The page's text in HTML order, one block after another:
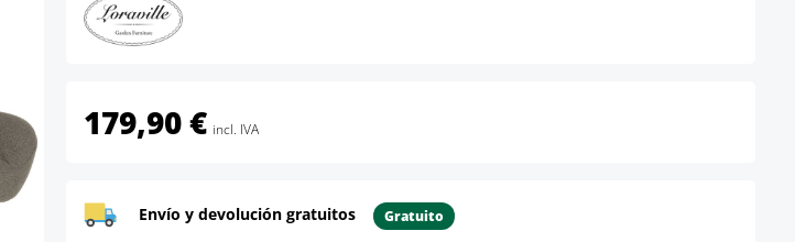
179,90 € incl. IVA
Envío y devolución gratuitos Gratuito